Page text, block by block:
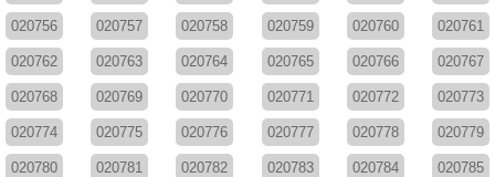
020756 020757 020758 020759 020760 020761
020762 020763 020764 020765 020766 020767
020768 020769 020770 020771 020772 020773
020774 020775 020776 020777 020778 020779
020780 020781 020782 020783 020784 020785